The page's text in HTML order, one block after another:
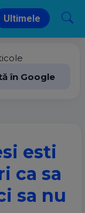
Ultimele
în Google
esti
ca sa
sa nu